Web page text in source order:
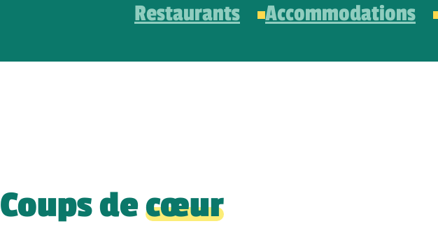
Restaurants Accommodations
Coups decœur